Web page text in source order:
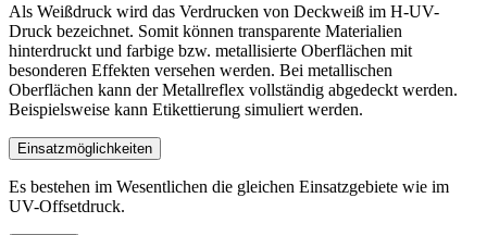
Als Weißdruck wird das Verdrucken von Deckweiß im H-UV-
Druck bezeichnet. Somit können transparente Materialien
hinterdruckt und farbige bzw. metallisierte Oberflä­chen mit
besonderen Effekten versehen werden. Bei metallischen
Oberflächen kann der Metallreflex vollständig abgedeckt werden.
Beispielsweise kann Etikettierung simuliert werden.
Einsatzmöglichkeiten
Es bestehen im Wesentlichen die gleichen Einsatzgebiete wie im
UV-Offsetdruck.